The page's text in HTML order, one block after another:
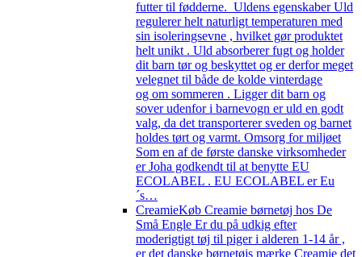
futter til fødderne. Uldens egenskaber Uld
regulerer helt naturligt temperaturen med
sin isoleringsevne , hvilket gør produktet
helt unikt . Uld absorberer fugt og holder
dit barn tør og beskyttet og er derfor meget
velegnet til både de kolde vinterdage
og om sommeren . Ligger dit barn og
sover udenfor i barnevogn er uld en godt
valg, da det transporterer sveden og barnet
holdes tørt og varmt. Omsorg for miljøet
Som en af de første danske virksomheder
er Joha godkendt til at benytte EU
ECOLABEL . EU ECOLABEL er Eu
´s…
CreamieKøb Creamie børnetøj hos De
Små Engle Er du på udkig efter
moderigtigt tøj til piger i alderen 1-14 år ,
er det danske børnetøjs mærke Creamie det